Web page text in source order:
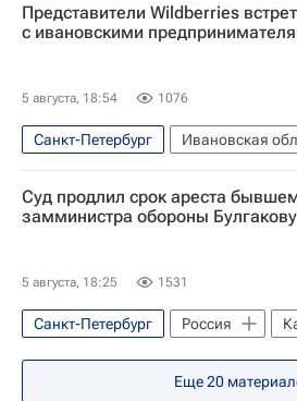
Следственный комитет России (СК
Представители Wildberries
с ивановскими
5 августа, 18:54 1076
Санкт-Петербург
Ивановская
Москва
Станислав
Вайлдберриз (Wildberries)
Экономика
Суд продлил срок ареста
замминистра обороны Булгакову
5 августа, 18:25 1531
Санкт-Петербург Россия
Дмитрий Булгаков
Геннадий
Московский городской суд
Еще20